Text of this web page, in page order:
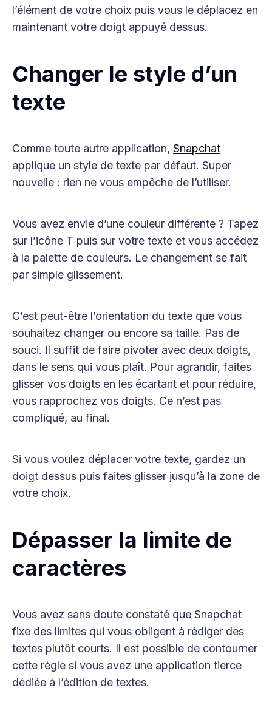
l’élément de votre choix puis vous le déplacez en
maintenant votre doigt appuyé dessus.
Changer le style d’un
texte
Comme toute autre application, Snapchat
applique un style de texte par défaut. Super
nouvelle : rien ne vous empêche de l’utiliser.
Vous avez envie d’une couleur différente ? Tapez
sur l’icône T puis sur votre texte et vous accédez
à la palette de couleurs. Le changement se fait
par simple glissement.
C’est peut-être l’orientation du texte que vous
souhaitez changer ou encore sa taille. Pas de
souci. Il suffit de faire pivoter avec deux doigts,
dans le sens qui vous plaît. Pour agrandir, faites
glisser vos doigts en les écartant et pour réduire,
vous rapprochez vos doigts. Ce n’est pas
compliqué, au final.
Si vous voulez déplacer votre texte, gardez un
doigt dessus puis faites glisser jusqu’à la zone de
votre choix.
Dépasser la limite de
caractères
Vous avez sans doute constaté que Snapchat
fixe des limites qui vous obligent à rédiger des
textes plutôt courts. Il est possible de contourner
cette règle si vous avez une application tierce
dédiée à l’édition de textes.